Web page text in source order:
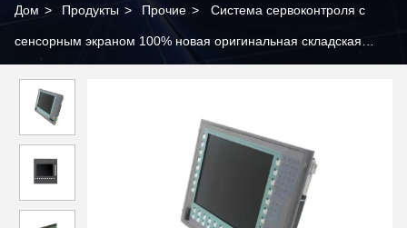
Дом > Продукты > Прочие > Система сервоконтроля с
сенсорным экраном 100% новая оригинальная складская